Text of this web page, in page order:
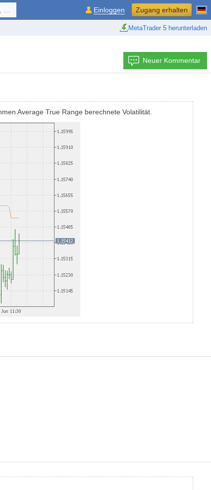
MetaTrader 5 herunterladen
Einloggen Zugang erhalten
Neuer Kommentar
Average True Range berechnete Volatilität.